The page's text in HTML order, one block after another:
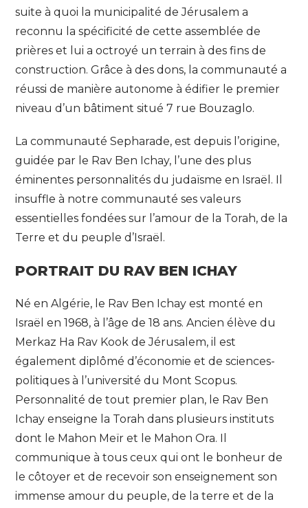
suite à quoi la municipalité de Jérusalem a
reconnu la spécificité de cette assemblée de
prières et lui a octroyé un terrain à des fins de
construction. Grâce à des dons, la communauté a
réussi de manière autonome à édifier le premier
niveau d’un bâtiment situé 7 rue Bouzaglo.
La communauté Sepharade, est depuis l’origine,
guidée par le Rav Ben Ichay, l’une des plus
éminentes personnalités du judaïsme en Israël. Il
insuffle à notre communauté ses valeurs
essentielles fondées sur l’amour de la Torah, de la
Terre et du peuple d’Israël.
PORTRAIT DU RAV BEN ICHAY
Né en Algérie, le Rav Ben Ichay est monté en
Israël en 1968, à l’âge de 18 ans. Ancien élève du
Merkaz Ha Rav Kook de Jérusalem, il est
également diplômé d’économie et de sciences-
politiques à l’université du Mont Scopus.
Personnalité de tout premier plan, le Rav Ben
Ichay enseigne la Torah dans plusieurs instituts
dont le Mahon Meïr et le Mahon Ora. Il
communique à tous ceux qui ont le bonheur de
le côtoyer et de recevoir son enseignement son
immense amour du peuple, de la terre et de la